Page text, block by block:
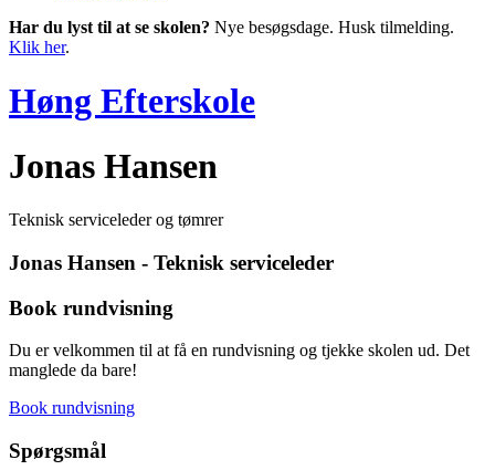
Har du lyst til at se skolen? Nye besøgsdage. Husk tilmelding.
Klik her.
Høng Efterskole
Jonas Hansen
Teknisk serviceleder og tømrer
Jonas Hansen - Teknisk serviceleder
Book rundvisning
Du er velkommen til at få en rundvisning og tjekke skolen ud. Det
manglede da bare!
Book rundvisning
Spørgsmål
Hvordan kan vi hjælpe?
Har du et spørgsmål? Start en ny samtale
Kontaktinformation
Tilmelding
Rundvisning